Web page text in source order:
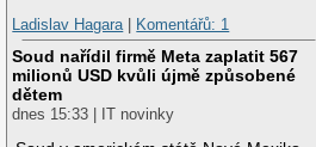
Ladislav Hagara| Komentářů: 1
Soud nařídil firmě Meta zaplatit 567
milionů USD kvůli újmě způsobené
dětem
dnes 15:33 | IT novinky